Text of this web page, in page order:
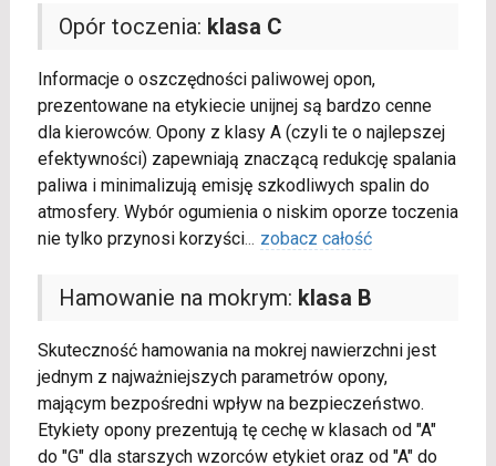
Opór toczenia: klasa C
Informacje o oszczędności paliwowej opon,
prezentowane na etykiecie unijnej są bardzo cenne
dla kierowców. Opony z klasy A (czyli te o najlepszej
efektywności) zapewniają znaczącą redukcję spalania
paliwa i minimalizują emisję szkodliwych spalin do
atmosfery. Wybór ogumienia o niskim oporze toczenia
nie tylko przynosi korzyści... zobacz całość
Hamowanie na mokrym: klasa B
Skuteczność hamowania na mokrej nawierzchni jest
jednym z najważniejszych parametrów opony,
mającym bezpośredni wpływ na bezpieczeństwo.
Etykiety opony prezentują tę cechę w klasach od "A"
do "G" dla starszych wzorców etykiet oraz od "A" do